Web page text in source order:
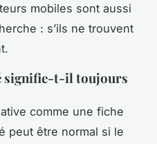
mobiles sont aussi
: s’ils ne trouvent
signifie-t-il toujours
comme une fiche
peut être normal si le